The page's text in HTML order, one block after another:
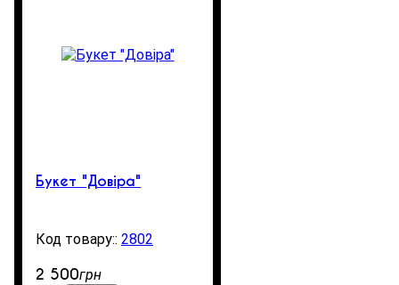
Букет "Довіра"
2802
2 500грн